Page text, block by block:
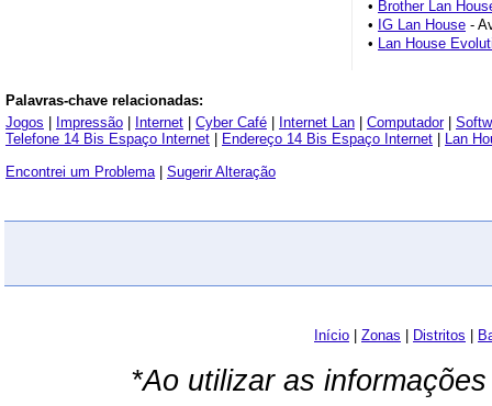
• Brother Lan
• IG Lan House -
• Lan House
Palavras-chave relacionadas:
Jogos
Impressão Internet Cyber Café Internet Lan Computador|
Telefone 14 Bis Espaço Internet
Endereço 14 Bis Espaço Internet
Lan
Encontrei um Problema| Sugerir Alteração
Início Zonas Distritos
*Ao utilizar as